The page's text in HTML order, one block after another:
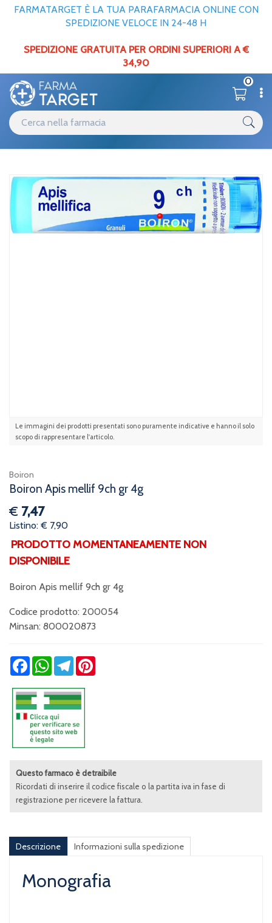
FARMATARGET È LA TUA PARAFARMACIA ONLINE CON
SPEDIZIONE VELOCE IN 24-48 H
SPEDIZIONE GRATUITA PER ORDINI SUPERIORI A €
34,90
0
Le immagini dei prodotti presentati sono puramente indicative e hanno il solo
scopo di rappresentare l'articolo.
Boiron
Boiron Apis mellif 9ch gr 4g
€ 7,47
Listino: € 7,90
PRODOTTO MOMENTANEAMENTE NON
DISPONIBILE
Boiron Apis mellif 9ch gr 4g
Codice prodotto: 200054
Minsan: 800020873
FacebookWhatsApp
Telegram
Questo farmaco è detraibile
Ricordati di inserire il codice fiscale o la partita iva in fase di
registrazione per ricevere la fattura.
Descrizione Informazioni sulla spedizione
Monografia